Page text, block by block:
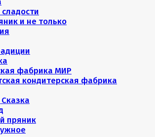
и не только
фабрика МИР
кондитерская фабрика
пряник